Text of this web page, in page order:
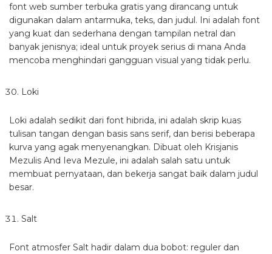
font web sumber terbuka gratis yang dirancang untuk
digunakan dalam antarmuka, teks, dan judul. Ini adalah font
yang kuat dan sederhana dengan tampilan netral dan
banyak jenisnya; ideal untuk proyek serius di mana Anda
mencoba menghindari gangguan visual yang tidak perlu.
Loki
Loki adalah sedikit dari font hibrida, ini adalah skrip kuas
tulisan tangan dengan basis sans serif, dan berisi beberapa
kurva yang agak menyenangkan. Dibuat oleh Krisjanis
Mezulis And Ieva Mezule, ini adalah salah satu untuk
membuat pernyataan, dan bekerja sangat baik dalam judul
besar.
Salt
Font atmosfer Salt hadir dalam dua bobot: reguler dan